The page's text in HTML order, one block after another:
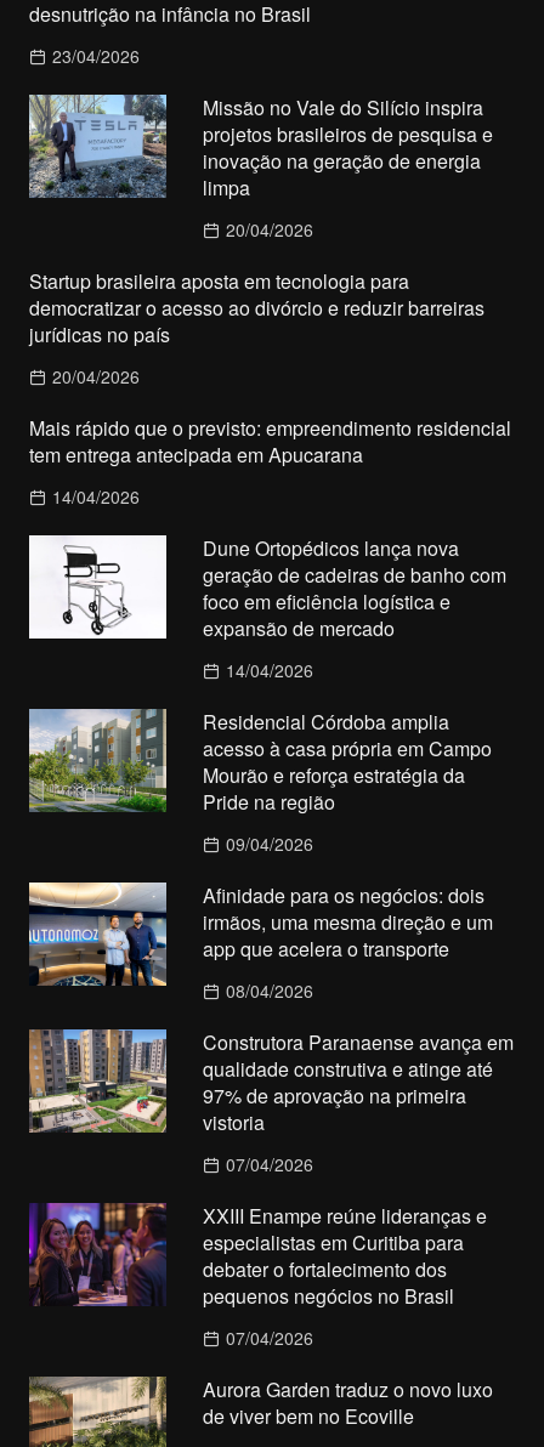
desnutrição na infância no Brasil
23/04/2026
Missão no Vale do Silício inspira
projetos brasileiros de pesquisa e
inovação na geração de energia
limpa
20/04/2026
Startup brasileira aposta em tecnologia para
democratizar o acesso ao divórcio e reduzir barreiras
jurídicas no país
20/04/2026
Mais rápido que o previsto: empreendimento residencial
tem entrega antecipada em Apucarana
14/04/2026
Dune Ortopédicos lança nova
geração de cadeiras de banho com
foco em eficiência logística e
expansão de mercado
14/04/2026
Residencial Córdoba amplia
acesso à casa própria em Campo
Mourão e reforça estratégia da
Pride na região
09/04/2026
Afinidade para os negócios: dois
irmãos, uma mesma direção e um
app que acelera o transporte
08/04/2026
Construtora Paranaense avança em
qualidade construtiva e atinge até
97% de aprovação na primeira
vistoria
07/04/2026
XXIII Enampe reúne lideranças e
especialistas em Curitiba para
debater o fortalecimento dos
pequenos negócios no Brasil
07/04/2026
Aurora Garden traduz o novo luxo
de viver bem no Ecoville